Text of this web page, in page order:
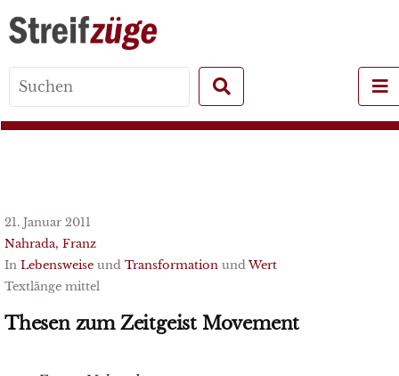
for:
21. Januar 2011
Nahrada, Franz
In Lebensweise und Transformation undWert
Textlänge mittel
Thesen zum Zeitgeist Movement